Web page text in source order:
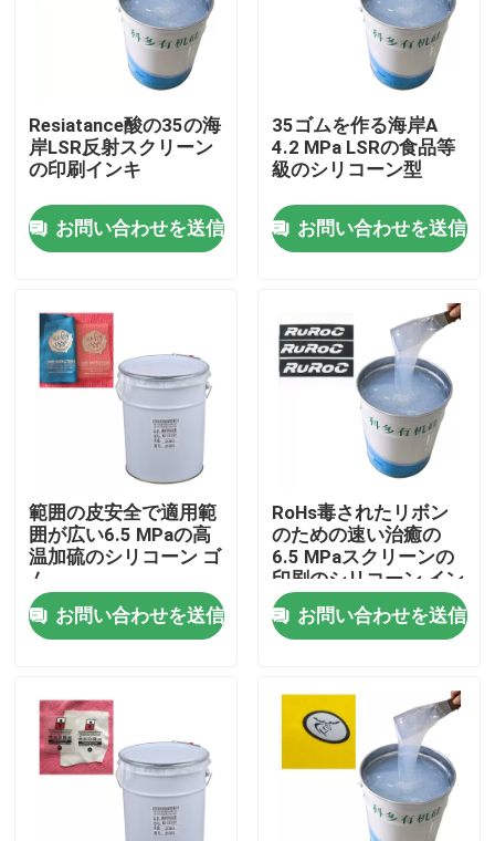
私達について
私達に連絡しなさい
引用を要求しなさい
シリコーン インクを印刷するスクリーン
浮彫りになるシリコーン インク
Resiatance酸の35の海
岸LSR反射スクリーン
の印刷インキ
お問い合わせを送信
35ゴムを作る海岸A
4.2 MPa LSRの食品等
級のシリコーン型
お問い合わせを送信
範囲の皮安全で適用範
囲が広い6.5 MPaの高
温加硫のシリコーン ゴ
ム
お問い合わせを送信
RoHs毒されたリボン
のための速い治癒の
6.5 MPaスクリーンの
印刷のシリコーン イン
ク
お問い合わせを送信